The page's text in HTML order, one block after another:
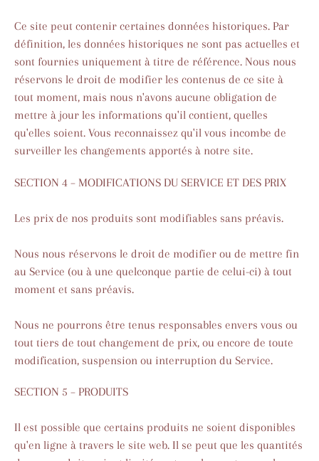
Ce site peut contenir certaines données historiques. Par
définition, les données historiques ne sont pas actuelles et
sont fournies uniquement à titre de référence. Nous nous
réservons le droit de modifier les contenus de ce site à
tout moment, mais nous n'avons aucune obligation de
mettre à jour les informations qu'il contient, quelles
qu'elles soient. Vous reconnaissez qu'il vous incombe de
surveiller les changements apportés à notre site.
SECTION 4 – MODIFICATIONS DU SERVICE ET DES PRIX
Les prix de nos produits sont modifiables sans préavis.
Nous nous réservons le droit de modifier ou de mettre fin
au Service (ou à une quelconque partie de celui-ci) à tout
moment et sans préavis.
Nous ne pourrons être tenus responsables envers vous ou
tout tiers de tout changement de prix, ou encore de toute
modification, suspension ou interruption du Service.
SECTION 5 – PRODUITS
Il est possible que certains produits ne soient disponibles
qu'en ligne à travers le site web. Il se peut que les quantités